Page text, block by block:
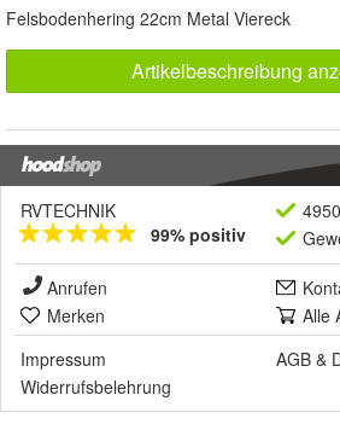
Felsbodenhering 22cm Metal Viereck
Artikelbeschreibung
RVTECHNIK
99% positiv
Anrufen
Merken
Alle
Impressum
AGB &
Widerrufsbelehrung